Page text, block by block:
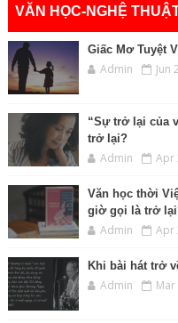
VĂN HỌC-NGHỆ
Giấc Mơ Tuyệt
Admin Jun
“Sự trở lại của
trở lại?
Admin Apr
Văn học thời
giờ gọi là trở
Admin Apr
Khi bài hát trở
Admin Mar